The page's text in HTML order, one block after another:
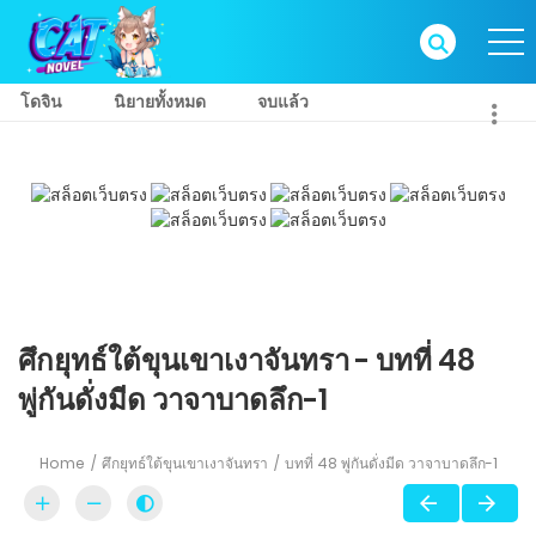
โดจิน นิยายทั้งหมด จบแล้ว
ศึกยุทธ์ใต้ขุนเขาเงาจันทรา - บทที่ 48
พู่กันดั่งมีด วาจาบาดลึก-1
Home ศึกยุทธ์ใต้ขุนเขาเงาจันทรา บทที่ 48 พู่กันดั่งมีด วาจาบาดลึก-1